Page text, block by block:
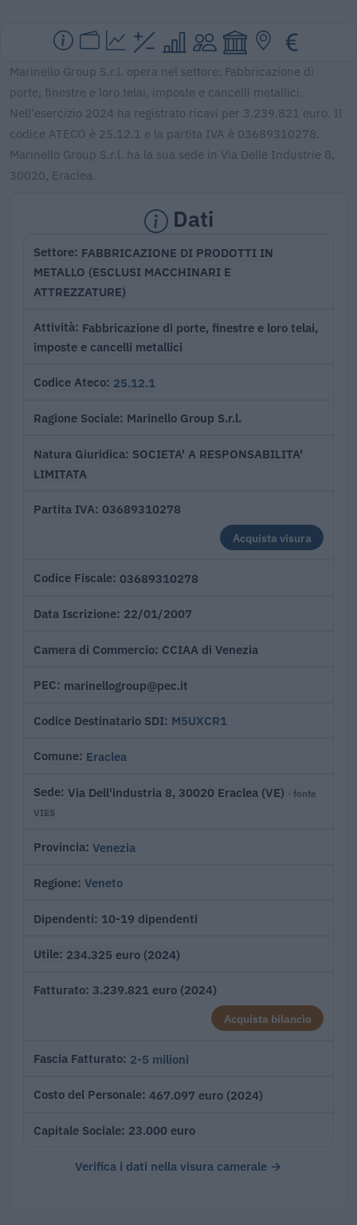
Marinello Group S.r.l. opera nel settore: Fabbricazione di
porte, finestre e loro telai, imposte e cancelli metallici.
Nell'esercizio 2024 ha registrato ricavi per 3.239.821 euro. Il
codice ATECO è 25.12.1 e la partita IVA è 03689310278.
Marinello Group S.r.l. ha la sua sede in Via Delle Industrie 8,
30020, Eraclea.
Dati
Settore FABBRICAZIONE DI PRODOTTI IN
METALLO (ESCLUSI MACCHINARI E
ATTREZZATURE)
Attività Fabbricazione di porte, finestre e loro telai,
imposte e cancelli metallici
Codice Ateco 25.12.1
Ragione Sociale Marinello Group S.r.l.
Natura Giuridica SOCIETA' A RESPONSABILITA'
LIMITATA
Partita IVA 03689310278
Acquista visura
Codice Fiscale 03689310278
Data Iscrizione 22/01/2007
Camera di Commercio CCIAA di Venezia
PEC marinellogroup@pec.it
Codice Destinatario SDI M5UXCR1
Comune Eraclea
Sede Via Dell'industria 8, 30020 Eraclea (VE) · fonte
VIES
Provincia Venezia
Regione Veneto
Dipendenti 10-19 dipendenti
Utile 234.325 euro (2024)
Fatturato 3.239.821 euro (2024)
Acquista bilancio
Fascia Fatturato 2-5 milioni
Costo del Personale 467.097 euro (2024)
Capitale Sociale 23.000 euro
Verifica i dati nella visura camerale →